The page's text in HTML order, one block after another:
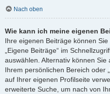
Nach oben
Wie kann ich meine eigenen
Ihre eigenen Beiträge können
„Eigene Beiträge“ im
auswählen. Alternativ können Sie
Ihrem persönlichen Bereich oder
auf Ihrer eigenen Profilseite
erweiterte Suche, um nach von